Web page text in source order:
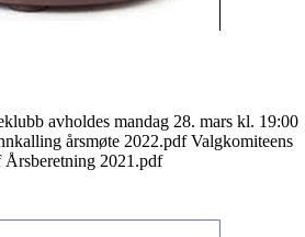
avholdes mandag 28. mars kl. 19:00
årsmøte 2022.pdf Valgkomiteens
Årsberetning 2021.pdf